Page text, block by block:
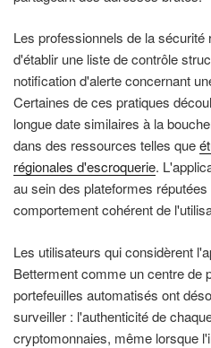
Les professionnels de la
d'établir une liste de contrôle
notification d'alerte concernant
Certaines de ces pratiques
longue date similaires à la
dans des ressources telles que
régionales d'escroquerie.
au sein des plateformes
comportement cohérent de
Les utilisateurs qui considèrent
Betterment comme un centre de
portefeuilles automatisés ont
surveiller : l'authenticité de
cryptomonnaies, même lorsque